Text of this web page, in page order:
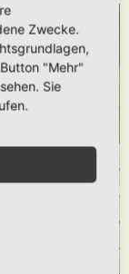
Zwecke.
"Mehr"
Sie